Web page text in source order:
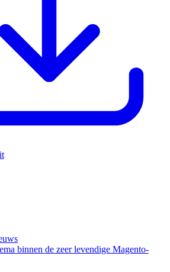
binnen de zeer levendige Magento-